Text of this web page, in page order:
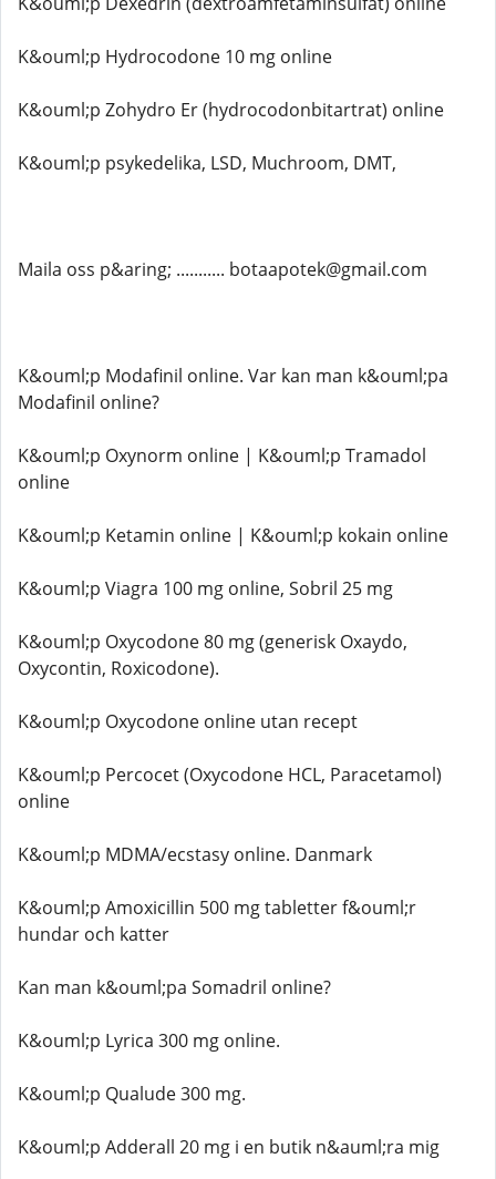
K&ouml;p Hydrocodone 10 mg online
K&ouml;p Zohydro Er (hydrocodonbitartrat) online
K&ouml;p psykedelika, LSD, Muchroom, DMT,
Maila oss p&aring; ........... botaapotek@gmail.com
K&ouml;p Modafinil online. Var kan man k&ouml;pa
Modafinil online?
K&ouml;p Oxynorm online | K&ouml;p Tramadol
online
K&ouml;p Ketamin online | K&ouml;p kokain online
K&ouml;p Viagra 100 mg online, Sobril 25 mg
K&ouml;p Oxycodone 80 mg (generisk Oxaydo,
Oxycontin, Roxicodone).
K&ouml;p Oxycodone online utan recept
K&ouml;p Percocet (Oxycodone HCL, Paracetamol)
online
K&ouml;p MDMA/ecstasy online. Danmark
K&ouml;p Amoxicillin 500 mg tabletter f&ouml;r
hundar och katter
Kan man k&ouml;pa Somadril online?
K&ouml;p Lyrica 300 mg online.
K&ouml;p Qualude 300 mg.
K&ouml;p Adderall 20 mg i en butik n&auml;ra mig